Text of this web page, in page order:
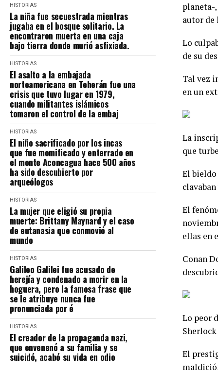
HISTORIAS
La niña fue secuestrada mientras
jugaba en el bosque solitario. La
encontraron muerta en una caja
bajo tierra donde murió asfixiada.
HISTORIAS
El asalto a la embajada
norteamericana en Teherán fue una
crisis que tuvo lugar en 1979,
cuando militantes islámicos
tomaron el control de la embaj
HISTORIAS
El niño sacrificado por los incas
que fue momificado y enterrado en
el monte Aconcagua hace 500 años
ha sido descubierto por
arqueólogos
HISTORIAS
La mujer que eligió su propia
muerte: Brittany Maynard y el caso
de eutanasia que conmovió al
mundo
HISTORIAS
Galileo Galilei fue acusado de
herejía y condenado a morir en la
hoguera, pero la famosa frase que
se le atribuye nunca fue
pronunciada por é
HISTORIAS
El creador de la propaganda nazi,
que envenenó a su familia y se
suicidó, acabó su vida en odio
planeta-
autor de
Lo
de su
Tal vez
en un
La
que
El bieldo
El
ellas en
Conan
Lo peor
El